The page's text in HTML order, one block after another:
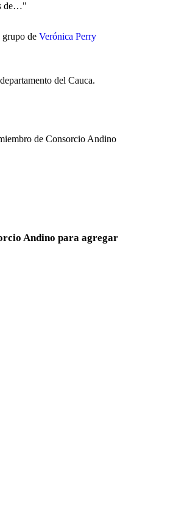
de…"
grupo de Verónica Perry
del Cauca.
de Consorcio Andino
Andino para agregar